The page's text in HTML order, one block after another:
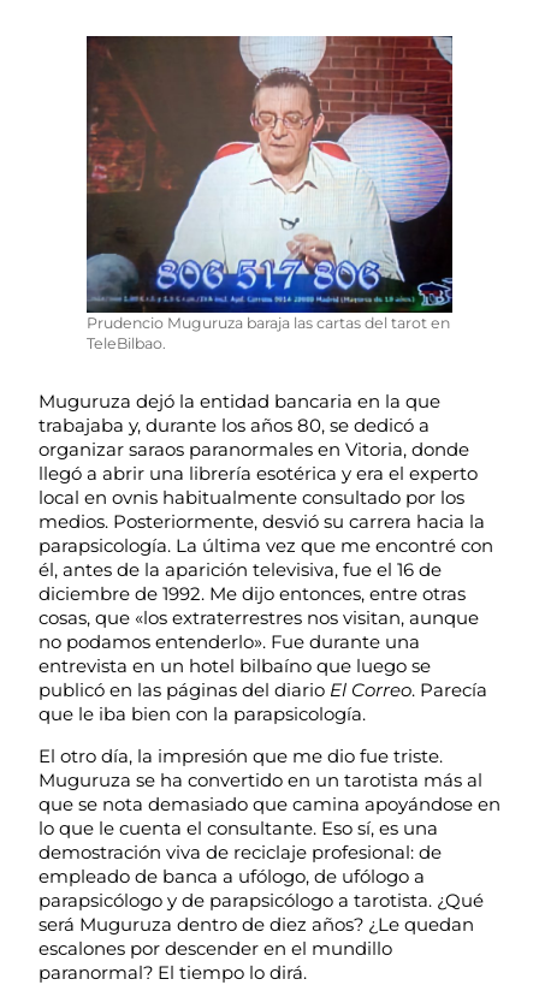
Prudencio Muguruza baraja las cartas del tarot en
TeleBilbao.
Muguruza dejó la entidad bancaria en la que
trabajaba y, durante los años 80, se dedicó a
organizar saraos paranormales en Vitoria, donde
llegó a abrir una librería esotérica y era el experto
local en ovnis habitualmente consultado por los
medios. Posteriormente, desvió su carrera hacia la
parapsicología. La última vez que me encontré con
él, antes de la aparición televisiva, fue el 16 de
diciembre de 1992. Me dijo entonces, entre otras
cosas, que «los extraterrestres nos visitan, aunque
no podamos entenderlo». Fue durante una
entrevista en un hotel bilbaíno que luego se
publicó en las páginas del diario El Correo. Parecía
que le iba bien con la parapsicología.
El otro día, la impresión que me dio fue triste.
Muguruza se ha convertido en un tarotista más al
que se nota demasiado que camina apoyándose en
lo que le cuenta el consultante. Eso sí, es una
demostración viva de reciclaje profesional: de
empleado de banca a ufólogo, de ufólogo a
parapsicólogo y de parapsicólogo a tarotista. ¿Qué
será Muguruza dentro de diez años? ¿Le quedan
escalones por descender en el mundillo
paranormal? El tiempo lo dirá.